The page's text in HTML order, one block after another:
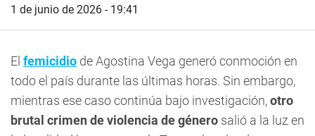
1 de junio de 2026 - 19:41
El femicidio de Agostina Vega generó conmoción en
todo el país durante las últimas horas. Sin embargo,
mientras ese caso continúa bajo investigación,otro
brutal crimen de violencia de género salió a la luz en